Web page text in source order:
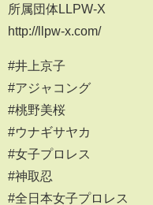
所属団体LLPW-X
http://llpw-x.com/
#井上京子
#アジャコング
#桃野美桜
#ウナギサヤカ
#女子プロレス
#神取忍
#全日本女子プロレス